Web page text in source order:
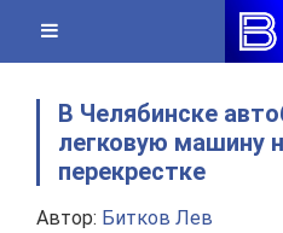
content
В Челябинске
легковую машину
перекрестке
Автор: Битков Лев